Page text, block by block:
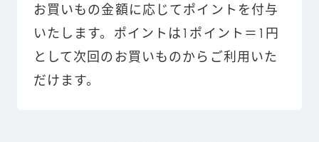
お買いもの金額に応じてポイントを付与
いたします。ポイントは1ポイント＝1円
として次回のお買いものからご利用いた
だけます。